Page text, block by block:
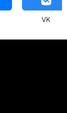
VK